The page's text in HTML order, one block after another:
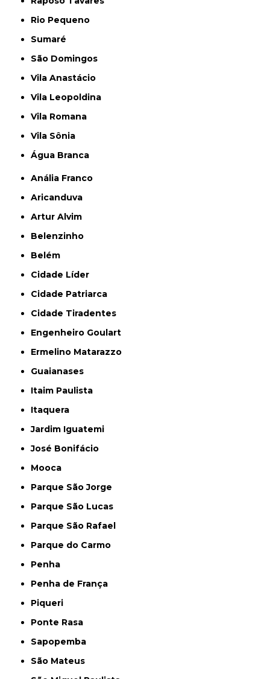
Rio Pequeno
Sumaré
São Domingos
Vila Anastácio
Vila Leopoldina
Vila Romana
Vila Sônia
Água Branca
Anália Franco
Aricanduva
Artur Alvim
Belenzinho
Belém
Cidade Líder
Cidade Patriarca
Cidade Tiradentes
Engenheiro Goulart
Ermelino Matarazzo
Guaianases
Itaim Paulista
Itaquera
Jardim Iguatemi
José Bonifácio
Mooca
Parque São Jorge
Parque São Lucas
Parque São Rafael
Parque do Carmo
Penha
Penha de França
Piqueri
Ponte Rasa
Sapopemba
São Mateus